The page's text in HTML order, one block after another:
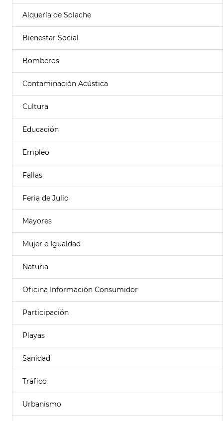
Alquería de Solache
Bienestar Social
Bomberos
Contaminación Acústica
Cultura
Educación
Empleo
Fallas
Feria de Julio
Mayores
Mujer e Igualdad
Naturia
Oficina Información Consumidor
Participación
Playas
Sanidad
Tráfico
Urbanismo